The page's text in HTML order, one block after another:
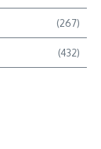
(267)
(432)